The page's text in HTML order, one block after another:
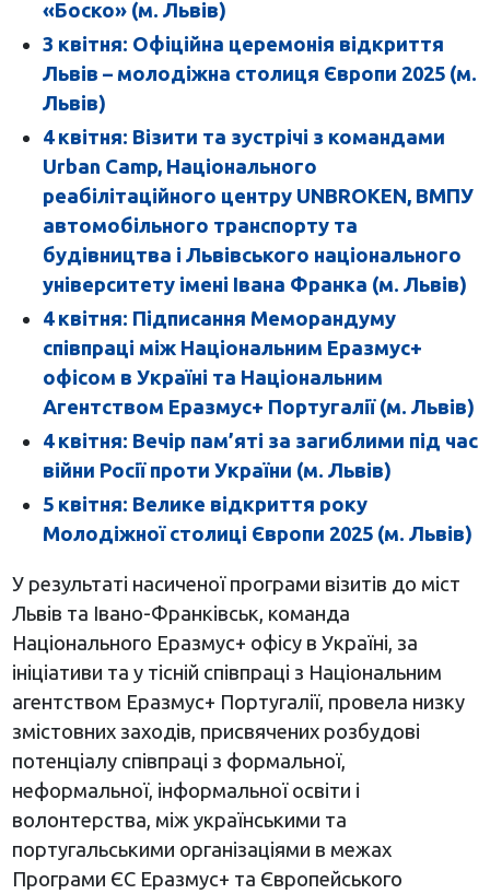
«Боско» (м. Львів)
3 квітня: Офіційна церемонія відкриття
Львів – молодіжна столиця Європи 2025 (м.
Львів)
4 квітня: Візити та зустрічі з командами
Urban Camp, Національного
реабілітаційного центру UNBROKEN, ВМПУ
автомобільного транспорту та
будівництва і Львівського національного
університету імені Івана Франка (м. Львів)
4 квітня: Підписання Меморандуму
співпраці між Національним Еразмус+
офісом в Україні та Національним
Агентством Еразмус+ Португалії (м. Львів)
4 квітня: Вечір пам’яті за загиблими під час
війни Росії проти України (м. Львів)
5 квітня: Велике відкриття року
Молодіжної столиці Європи 2025 (м. Львів)
У результаті насиченої програми візитів до міст
Львів та Івано-Франківськ, команда
Національного Еразмус+ офісу в Україні, за
ініціативи та у тісній співпраці з Національним
агентством Еразмус+ Португалії, провела низку
змістовних заходів, присвячених розбудові
потенціалу співпраці з формальної,
неформальної, інформальної освіти і
волонтерства, між українськими та
португальськими організаціями в межах
Програми ЄС Еразмус+ та Європейського